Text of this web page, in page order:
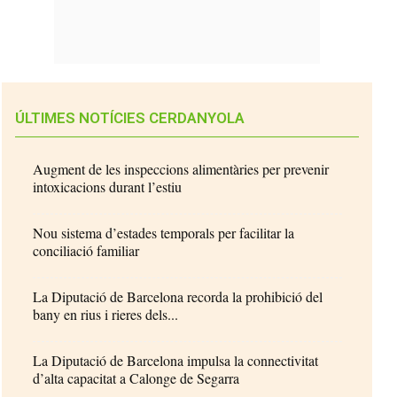
ÚLTIMES NOTÍCIES CERDANYOLA
Augment de les inspeccions alimentàries per prevenir
intoxicacions durant l’estiu
Nou sistema d’estades temporals per facilitar la
conciliació familiar
La Diputació de Barcelona recorda la prohibició del
bany en rius i rieres dels...
La Diputació de Barcelona impulsa la connectivitat
d’alta capacitat a Calonge de Segarra